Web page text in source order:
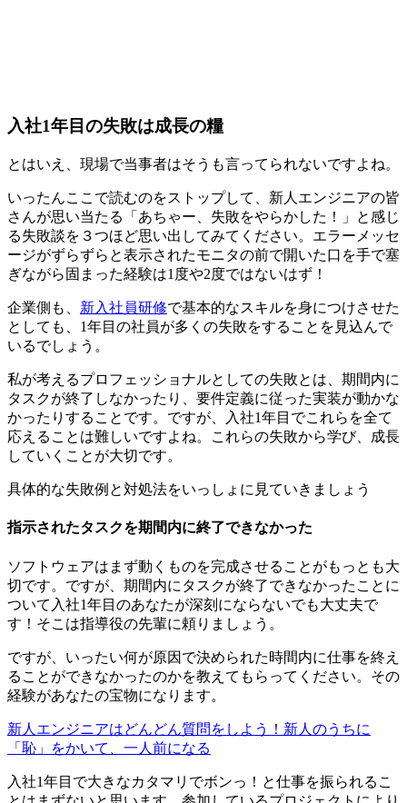
入社1年目の失敗は成長の糧
とはいえ、現場で当事者はそうも言ってられないですよね。
いったんここで読むのをストップして、新人エンジニアの皆
さんが思い当たる「あちゃー、失敗をやらかした！」と感じ
る失敗談を３つほど思い出してみてください。エラーメッセ
ージがずらずらと表示されたモニタの前で開いた口を手で塞
ぎながら固まった経験は1度や2度ではないはず！
企業側も、 新入社員研修で基本的なスキルを身につけさせた
としても、1年目の社員が多くの失敗をすることを見込んで
いるでしょう。
私が考えるプロフェッショナルとしての失敗とは、 期間内に
タスクが終了しなかったり、要件定義に従った実装が動かな
かったりする ことです。ですが、入社1年目でこれらを全て
応えることは難しいですよね。これらの失敗から学び、成長
していくことが大切です。
具体的な失敗例と対処法をいっしょに見ていきましょう
指示されたタスクを期間内に終了できなかった
ソフトウェアはまず動くものを完成させることがもっとも大
切です。ですが、期間内にタスクが終了できなかったことに
ついて入社1年目のあなたが深刻にならないでも大丈夫で
す！そこは指導役の先輩に頼りましょう。
ですが、いったい何が原因で決められた時間内に仕事を終え
ることができなかったのかを教えてもらってください。その
経験があなたの宝物になります。
新人エンジニアはどんどん質問をしよう！新人のうちに
「恥」をかいて、一人前になる
入社1年目で大きなカタマリでボンっ！と仕事を振られるこ